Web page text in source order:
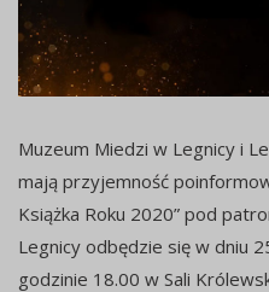
Muzeum Miedzi w Legnicy i
mają przyjemność
Książka Roku 2020” pod
Legnicy odbędzie się w dniu
godzinie 18.00 w Sali